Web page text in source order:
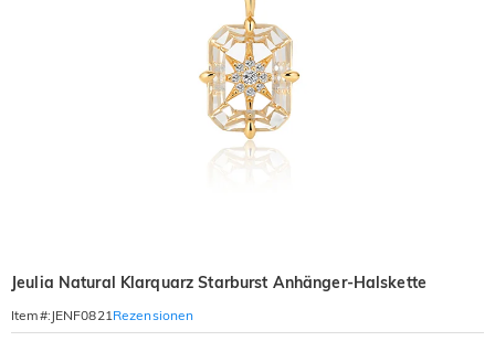
Jeulia Natural Klarquarz Starburst Anhänger-Halskette
Item#: JENF0821Rezensionen